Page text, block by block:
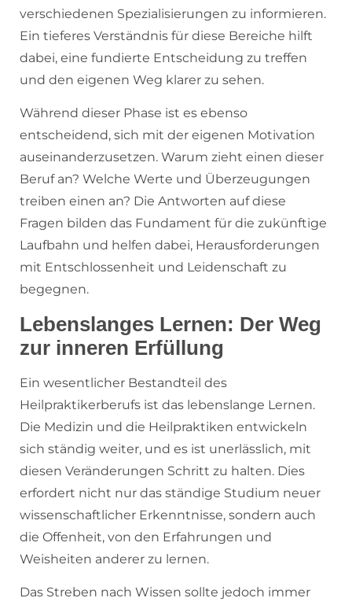
verschiedenen Spezialisierungen zu informieren.
Ein tieferes Verständnis für diese Bereiche hilft
dabei, eine fundierte Entscheidung zu treffen
und den eigenen Weg klarer zu sehen.
Während dieser Phase ist es ebenso
entscheidend, sich mit der eigenen Motivation
auseinanderzusetzen. Warum zieht einen dieser
Beruf an? Welche Werte und Überzeugungen
treiben einen an? Die Antworten auf diese
Fragen bilden das Fundament für die zukünftige
Laufbahn und helfen dabei, Herausforderungen
mit Entschlossenheit und Leidenschaft zu
begegnen.
Lebenslanges Lernen: Der Weg
zur inneren Erfüllung
Ein wesentlicher Bestandteil des
Heilpraktikerberufs ist das lebenslange Lernen.
Die Medizin und die Heilpraktiken entwickeln
sich ständig weiter, und es ist unerlässlich, mit
diesen Veränderungen Schritt zu halten. Dies
erfordert nicht nur das ständige Studium neuer
wissenschaftlicher Erkenntnisse, sondern auch
die Offenheit, von den Erfahrungen und
Weisheiten anderer zu lernen.
Das Streben nach Wissen sollte jedoch immer